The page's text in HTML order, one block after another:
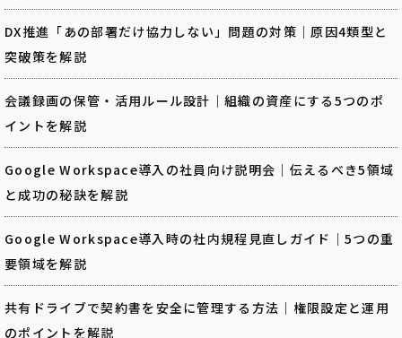
DX推進「あの部署だけ協力しない」問題の対策｜原因4類型と
突破策を解説
会議録画の保管・活用ルール設計｜組織の資産にする5つのポ
イントを解説
Google Workspace導入の社員向け説明会｜伝えるべき5領域
と成功の秘訣を解説
Google Workspace導入時の社内規程見直しガイド｜5つの重
要領域を解説
共有ドライブで契約書を安全に管理する方法｜権限設定と運用
のポイントを解説